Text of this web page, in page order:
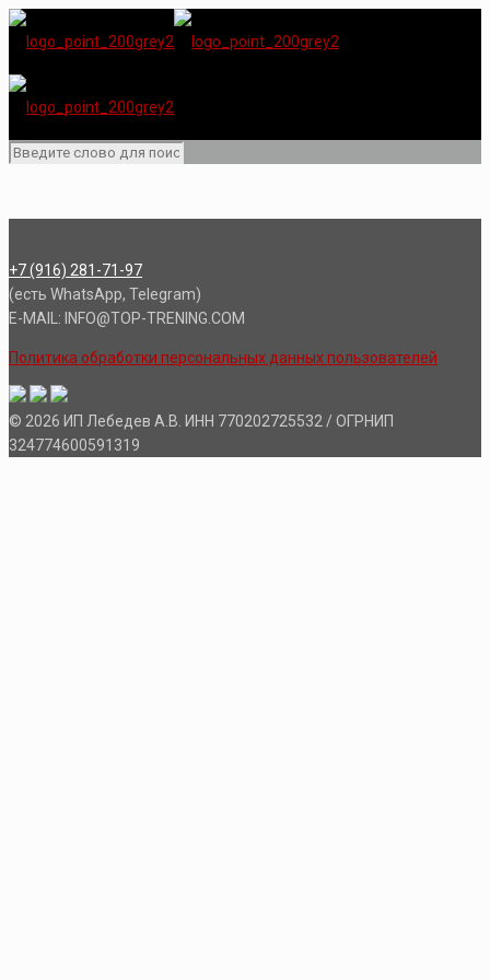
+7 (916) 281-71-97
(есть WhatsApp, Telegram)
E-MAIL: INFO@TOP-TRENING.COM
Политика обработки персональных данных пользователей
© 2026 ИП Лебедев А.В. ИНН 770202725532 / ОГРНИП
324774600591319